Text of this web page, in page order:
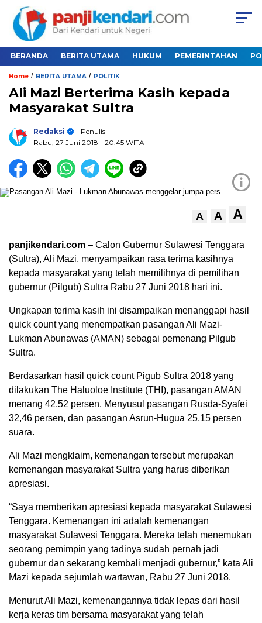
BERANDA BERITA UTAMA HUKUM PEMERINTAHAN
Home / BERITA UTAMA / POLITIK
Ali Mazi Berterima Kasih kepada
Masyarakat Sultra
Redaksi
- Penulis
Rabu, 27 Juni 2018 - 20:45 WITA
i
A A A
panjikendari.com – Calon Gubernur Sulawesi Tenggara
(Sultra), Ali Mazi, menyampaikan rasa terima kasihnya
kepada masyarakat yang telah memilihnya di pemilihan
gubernur (Pilgub) Sultra Rabu 27 Juni 2018 hari ini.
Ungkapan terima kasih ini disampaikan menanggapi hasil
quick count yang menempatkan pasangan Ali Mazi-
Lukman Abunawas (AMAN) sebagai pemenang Pilgub
Sultra.
Berdasarkan hasil quick count Pigub Sultra 2018 yang
dilakukan The Haluoloe Institute (THI), pasangan AMAN
menang 42,52 persen. Menyusul pasangan Rusda-Syafei
32,46 persen, dan pasangan Asrun-Hugua 25,15 persen
suara.
Ali Mazi mengklaim, kemenangan tersebut merupakan
kemenangan masyarakat Sultra yang harus diberikan
apresiasi.
“Saya memberikan apresiasi kepada masyarakat Sulawesi
Tenggara. Kemenangan ini adalah kemenangan
masyarakat Sulawesi Tenggara. Mereka telah menemukan
seorang pemimpin yang tadinya sudah pernah jadi
gubernur dan sekarang kembali menjadi gubernur,” kata Ali
Mazi kepada sejumlah wartawan, Rabu 27 Juni 2018.
Menurut Ali Mazi, kemenangannya tidak lepas dari hasil
kerja keras tim bersama masyarakat yang telah